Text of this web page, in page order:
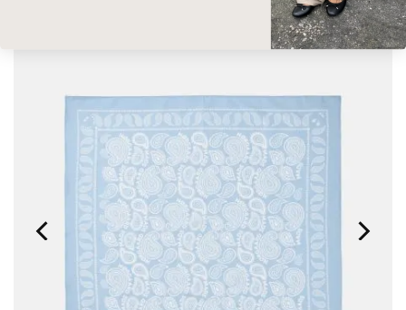
Add to
wishlist